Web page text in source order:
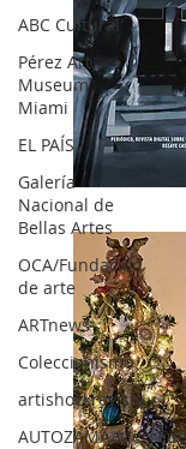
ABC Cultural
Pérez Art
Museum
Miami
EL PAÍS
Galería
Nacional de
Bellas Artes
OCA/Fundación
de arte
ARTnews
Coleccionismo
artishockrevista
AUTOZAMA/
OCA|News 30 /